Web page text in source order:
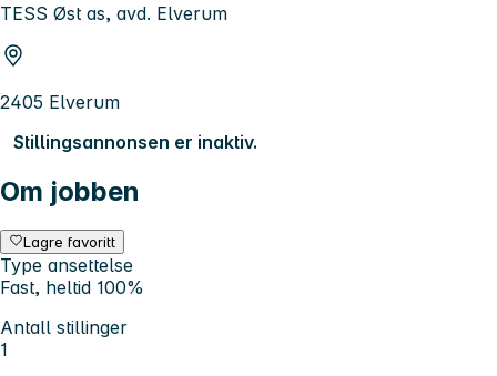
TESS Øst as, avd. Elverum
2405 Elverum
Stillingsannonsen er inaktiv.
Om jobben
Lagre favoritt
Type ansettelse
Fast, heltid 100%
Antall stillinger
1